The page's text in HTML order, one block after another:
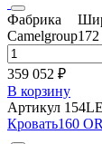
Фабрика
Camelgroup
359 052 ₽
В корзину
Артикул
Кровать160